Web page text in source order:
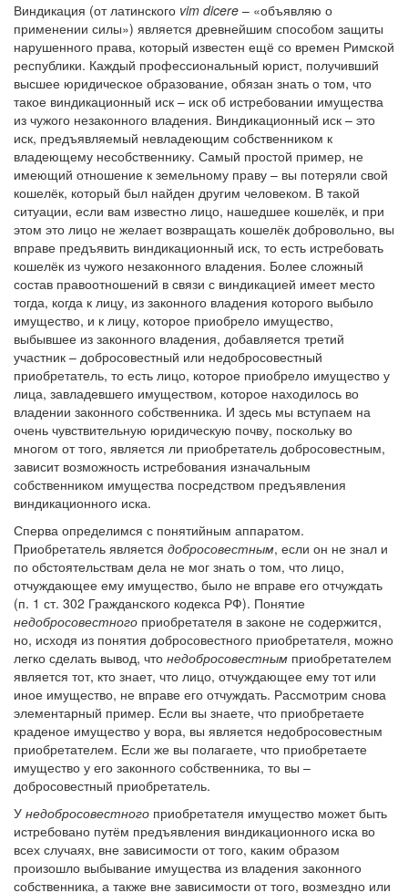
Виндикация (от латинского vim dicere – «объявляю о
применении силы») является древнейшим способом защиты
нарушенного права, который известен ещё со времен Римской
республики. Каждый профессиональный юрист, получивший
высшее юридическое образование, обязан знать о том, что
такое виндикационный иск – иск об истребовании имущества
из чужого незаконного владения. Виндикационный иск – это
иск, предъявляемый невладеющим собственником к
владеющему несобственнику. Самый простой пример, не
имеющий отношение к земельному праву – вы потеряли свой
кошелёк, который был найден другим человеком. В такой
ситуации, если вам известно лицо, нашедшее кошелёк, и при
этом это лицо не желает возвращать кошелёк добровольно, вы
вправе предъявить виндикационный иск, то есть истребовать
кошелёк из чужого незаконного владения. Более сложный
состав правоотношений в связи с виндикацией имеет место
тогда, когда к лицу, из законного владения которого выбыло
имущество, и к лицу, которое приобрело имущество,
выбывшее из законного владения, добавляется третий
участник – добросовестный или недобросовестный
приобретатель, то есть лицо, которое приобрело имущество у
лица, завладевшего имуществом, которое находилось во
владении законного собственника. И здесь мы вступаем на
очень чувствительную юридическую почву, поскольку во
многом от того, является ли приобретатель добросовестным,
зависит возможность истребования изначальным
собственником имущества посредством предъявления
виндикационного иска.
Сперва определимся с понятийным аппаратом.
Приобретатель является добросовестным, если он не знал и
по обстоятельствам дела не мог знать о том, что лицо,
отчуждающее ему имущество, было не вправе его отчуждать
(п. 1 ст. 302 Гражданского кодекса РФ). Понятие
недобросовестного приобретателя в законе не содержится,
но, исходя из понятия добросовестного приобретателя, можно
легко сделать вывод, что недобросовестным приобретателем
является тот, кто знает, что лицо, отчуждающее ему тот или
иное имущество, не вправе его отчуждать. Рассмотрим снова
элементарный пример. Если вы знаете, что приобретаете
краденое имущество у вора, вы является недобросовестным
приобретателем. Если же вы полагаете, что приобретаете
имущество у его законного собственника, то вы –
добросовестный приобретатель.
У недобросовестного приобретателя имущество может быть
истребовано путём предъявления виндикационного иска во
всех случаях, вне зависимости от того, каким образом
произошло выбывание имущества из владения законного
собственника, а также вне зависимости от того, возмездно или